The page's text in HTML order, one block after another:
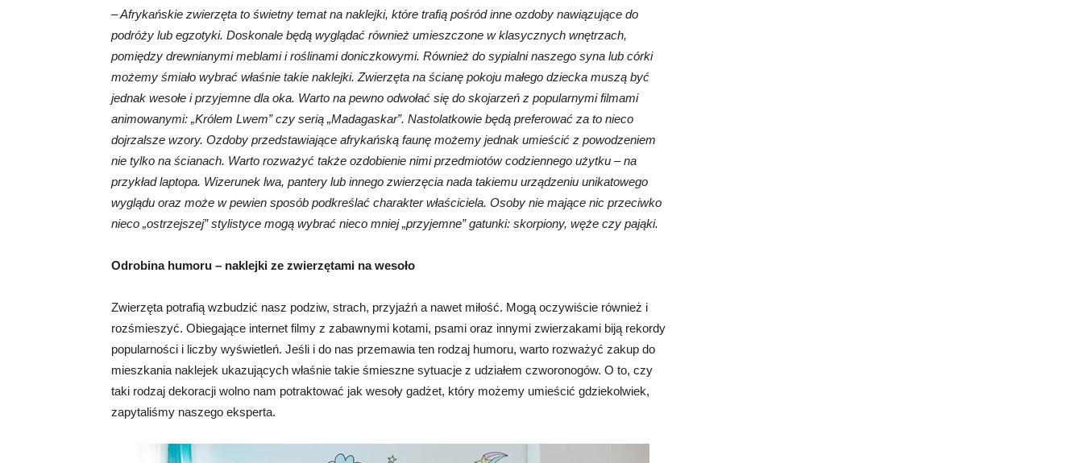
– Afrykańskie zwierzęta to świetny temat na naklejki, które trafią pośród inne ozdoby nawiązujące do
podróży lub egzotyki. Doskonale będą wyglądać również umieszczone w klasycznych wnętrzach,
pomiędzy drewnianymi meblami i roślinami doniczkowymi. Również do sypialni naszego syna lub córki
możemy śmiało wybrać właśnie takie naklejki. Zwierzęta na ścianę pokoju małego dziecka muszą być
jednak wesołe i przyjemne dla oka. Warto na pewno odwołać się do skojarzeń z popularnymi filmami
animowanymi: „Królem Lwem” czy serią „Madagaskar”. Nastolatkowie będą preferować za to nieco
dojrzalsze wzory. Ozdoby przedstawiające afrykańską faunę możemy jednak umieścić z powodzeniem
nie tylko na ścianach. Warto rozważyć także ozdobienie nimi przedmiotów codziennego użytku – na
przykład laptopa. Wizerunek lwa, pantery lub innego zwierzęcia nada takiemu urządzeniu unikatowego
wyglądu oraz może w pewien sposób podkreślać charakter właściciela. Osoby nie mające nic przeciwko
nieco „ostrzejszej” stylistyce mogą wybrać nieco mniej „przyjemne” gatunki: skorpiony, węże czy pająki.
Odrobina humoru – naklejki ze zwierzętami na wesoło
Zwierzęta potrafią wzbudzić nasz podziw, strach, przyjaźń a nawet miłość. Mogą oczywiście również i
rozśmieszyć. Obiegające internet filmy z zabawnymi kotami, psami oraz innymi zwierzakami biją rekordy
popularności i liczby wyświetleń. Jeśli i do nas przemawia ten rodzaj humoru, warto rozważyć zakup do
mieszkania naklejek ukazujących właśnie takie śmieszne sytuacje z udziałem czworonogów. O to, czy
taki rodzaj dekoracji wolno nam potraktować jak wesoły gadżet, który możemy umieścić gdziekolwiek,
zapytaliśmy naszego eksperta.